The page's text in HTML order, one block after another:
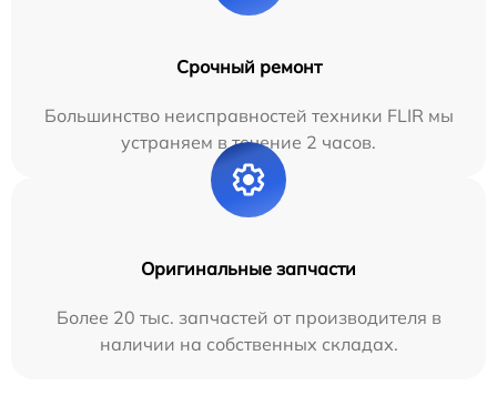
Срочный ремонт
Большинство неисправностей техники FLIR мы
устраняем в течение 2 часов.
Оригинальные запчасти
Более 20 тыс. запчастей от производителя в
наличии на собственных складах.